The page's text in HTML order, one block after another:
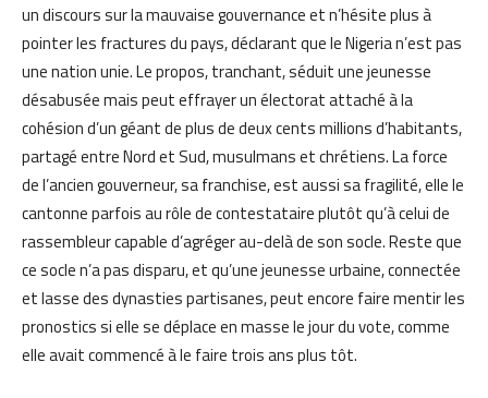
un discours sur la mauvaise gouvernance et n’hésite plus à
pointer les fractures du pays, déclarant que le Nigeria n’est pas
une nation unie. Le propos, tranchant, séduit une jeunesse
désabusée mais peut effrayer un électorat attaché à la
cohésion d’un géant de plus de deux cents millions d’habitants,
partagé entre Nord et Sud, musulmans et chrétiens. La force
de l’ancien gouverneur, sa franchise, est aussi sa fragilité, elle le
cantonne parfois au rôle de contestataire plutôt qu’à celui de
rassembleur capable d’agréger au-delà de son socle. Reste que
ce socle n’a pas disparu, et qu’une jeunesse urbaine, connectée
et lasse des dynasties partisanes, peut encore faire mentir les
pronostics si elle se déplace en masse le jour du vote, comme
elle avait commencé à le faire trois ans plus tôt.